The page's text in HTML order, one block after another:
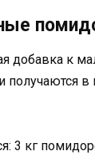
добавка к
получаются
3 кг